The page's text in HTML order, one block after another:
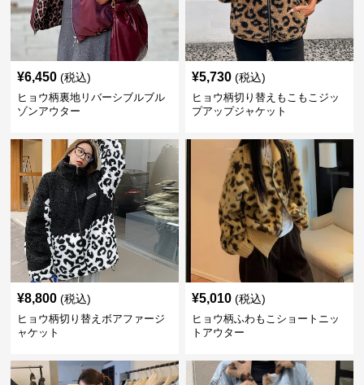
¥6,450 (税込)
ヒョウ柄裏地リバーシブルブル
ゾンアウター
¥5,730 (税込)
ヒョウ柄切り替えもこもこジッ
プアップジャケット
¥8,800 (税込)
ヒョウ柄切り替えボアファージ
ャケット
¥5,010 (税込)
ヒョウ柄ふわもこショートニッ
トアウター